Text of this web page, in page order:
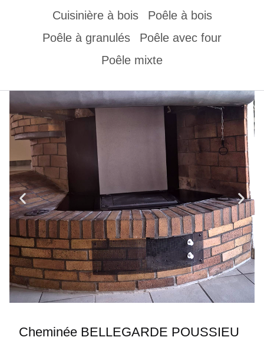
Cuisinière à bois
Poêle à bois
Poêle à granulés
Poêle avec four
Poêle mixte
Cheminée BELLEGARDE POUSSIEU